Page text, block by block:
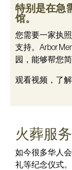
特别是在急
馆。
您需要一家执
支持。Arbor
园，能够帮您
观看视频，了
火葬服务
如今很多华人
礼等纪念仪式